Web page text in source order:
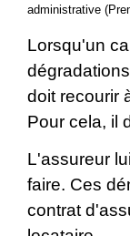
administrative
Lorsqu'un
doit recourir
Pour cela, il
L'assureur
faire. Ces
contrat